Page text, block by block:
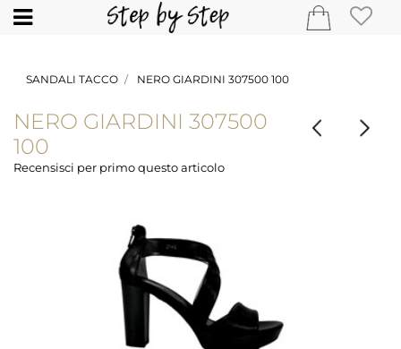
Open
SANDALI TACCO NERO GIARDINI 307500 100
NERO GIARDINI 307500
100
Recensisci per primo questo articolo